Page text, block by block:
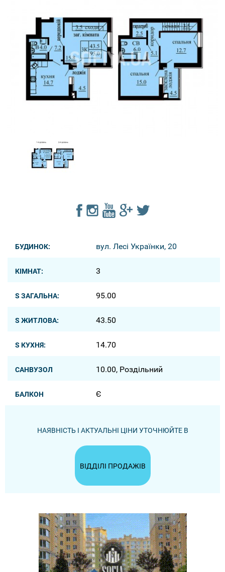
БУДИНОК: вул. Лесі Українки, 20
КІМНАТ: 3
S ЗАГАЛЬНА: 95.00
S ЖИТЛОВА: 43.50
S КУХНЯ: 14.70
САНВУЗОЛ 10.00, Роздільний
БАЛКОН Є
НАЯВНІСТЬ І АКТУАЛЬНІ ЦІНИ УТОЧНЮЙТЕ В
ВІДДІЛІ ПРОДАЖІВ